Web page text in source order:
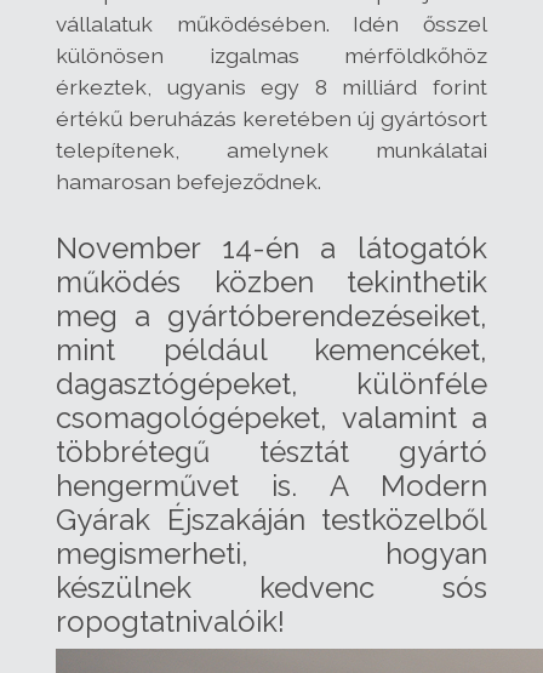
vállalatuk működésében. Idén ősszel
különösen izgalmas mérföldkőhöz
érkeztek, ugyanis egy 8 milliárd forint
értékű beruházás keretében új gyártósort
telepítenek, amelynek munkálatai
hamarosan befejeződnek.
November 14-én a látogatók
működés közben tekinthetik
meg a gyártóberendezéseiket,
mint például kemencéket,
dagasztógépeket, különféle
csomagológépeket, valamint a
többrétegű tésztát gyártó
hengerművet is. A Modern
Gyárak Éjszakáján testközelből
megismerheti, hogyan
készülnek kedvenc sós
ropogtatnivalóik!